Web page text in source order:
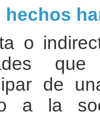
hechos
o
de
a la